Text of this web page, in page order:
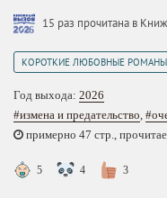
15 раз прочитана в
КОРОТКИЕ ЛЮБОВНЫЕ РОМАНЫ
Год выхода: 2026
#измена и предательство,
примерно 47 стр.,
5 4 3